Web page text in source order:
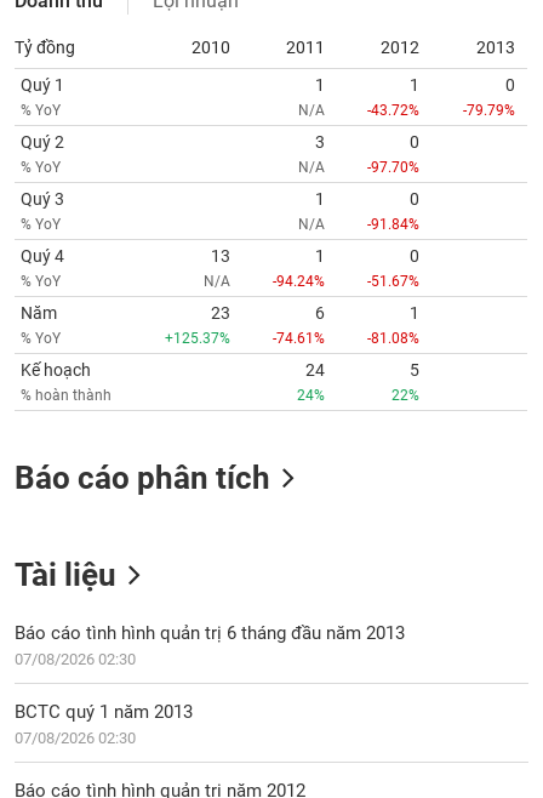
Tỷ đồng 2010 2011 2012
2013
Quý 1
% YoY
1
N/A
1
-43.72%
0
-79.79%
Quý 2
% YoY
3
N/A
0
-97.70%
Quý 3
% YoY
1
N/A
0
-91.84%
Quý 4
% YoY
13
N/A
1
-94.24%
0
-51.67%
Năm
% YoY
23
+125.37%
6
-74.61%
1
-81.08%
Kế hoạch
% hoàn thành
24
24%
5
22%
Báo cáo phân tích
Tài liệu
Báo cáo tình hình quản trị 6 tháng đầu năm 2013
07/08/2026 02:30
BCTC quý 1 năm 2013
07/08/2026 02:30
Báo cáo tình hình quản trị năm 2012